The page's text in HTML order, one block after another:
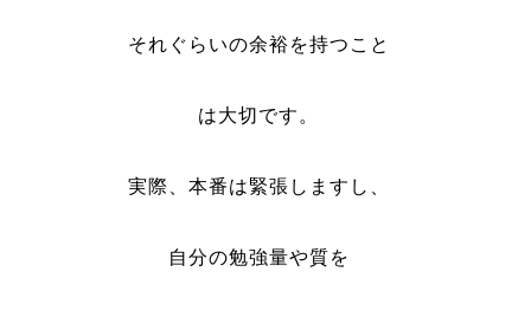
それぐらいの余裕を持つこと
は大切です。
実際、本番は緊張しますし、
自分の勉強量や質を